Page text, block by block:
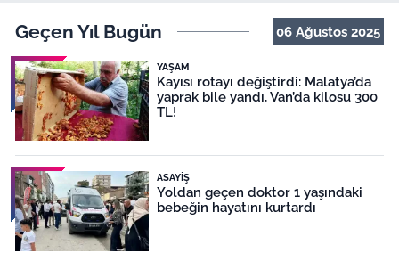
Geçen Yıl Bugün 06 Ağustos 2025
YAŞAM
Kayısı rotayı değiştirdi: Malatya’da
yaprak bile yandı, Van’da kilosu 300
TL!
ASAYIŞ
Yoldan geçen doktor 1 yaşındaki
bebeğin hayatını kurtardı